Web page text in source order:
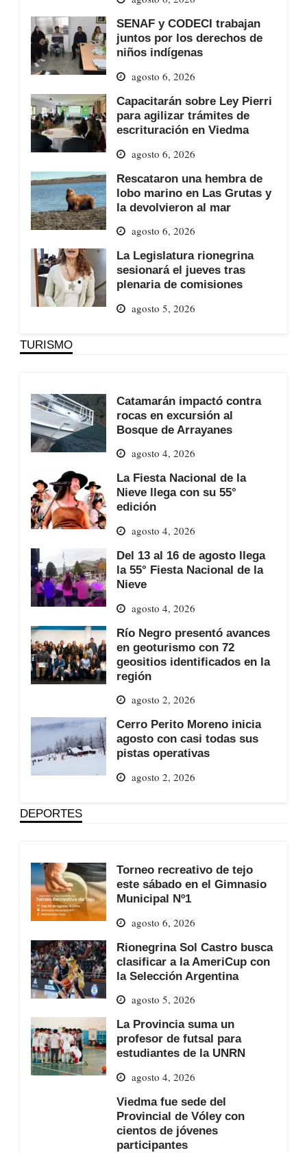
SENAF y CODECI trabajan
juntos por los derechos de
niños indígenas
agosto 6, 2026
Capacitarán sobre Ley Pierri
para agilizar trámites de
escrituración en Viedma
agosto 6, 2026
Rescataron una hembra de
lobo marino en Las Grutas y
la devolvieron al mar
agosto 6, 2026
La Legislatura rionegrina
sesionará el jueves tras
plenaria de comisiones
agosto 5, 2026
TURISMO
Catamarán impactó contra
rocas en excursión al
Bosque de Arrayanes
agosto 4, 2026
La Fiesta Nacional de la
Nieve llega con su 55°
edición
agosto 4, 2026
Del 13 al 16 de agosto llega
la 55° Fiesta Nacional de la
Nieve
agosto 4, 2026
Río Negro presentó avances
en geoturismo con 72
geositios identificados en la
región
agosto 2, 2026
Cerro Perito Moreno inicia
agosto con casi todas sus
pistas operativas
agosto 2, 2026
DEPORTES
Torneo recreativo de tejo
este sábado en el Gimnasio
Municipal Nº1
agosto 6, 2026
Rionegrina Sol Castro busca
clasificar a la AmeriCup con
la Selección Argentina
agosto 5, 2026
La Provincia suma un
profesor de futsal para
estudiantes de la UNRN
agosto 4, 2026
Viedma fue sede del
Provincial de Vóley con
cientos de jóvenes
participantes